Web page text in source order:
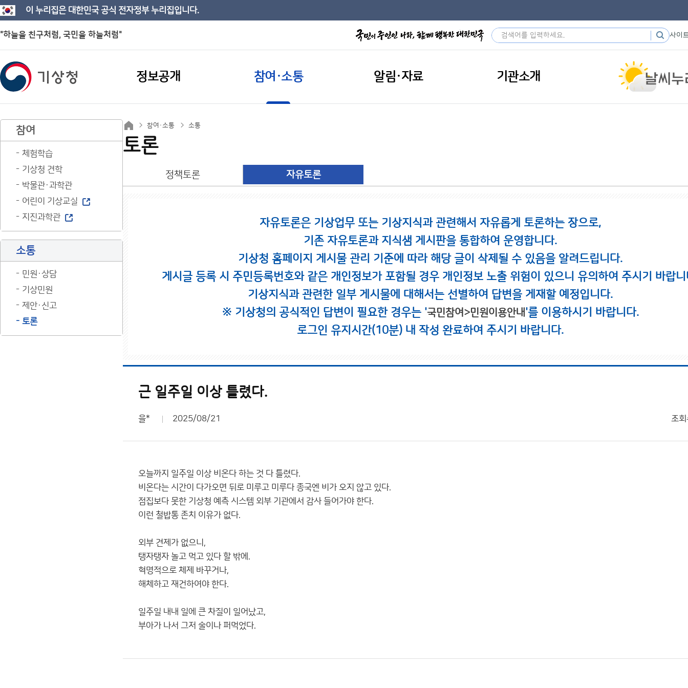
이 누리집은 대한민국 공식 전자정부 누리집입니다.
"하늘을 친구처럼, 국민을 하늘처럼" 사이
정보공개 참여·소통 알림·자료 기관소개
참여
체험학습
기상청 견학
박물관·과학관
어린이 기상교실
지진과학관
소통
민원·상담
기상민원
제안·신고
토론
참여·소통 소통
토론
정책토론 자유토론
자유토론은 기상업무 또는 기상지식과 관련해서 자유롭게 토론하는 장으로,
기존 자유토론과 지식샘 게시판을 통합하여 운영합니다.
기상청 홈페이지 게시물 관리 기준에 따라 해당 글이 삭제될 수 있음을 알려드립니다.
게시글 등록 시 주민등록번호와 같은 개인정보가 포함될 경우 개인정보 노출 위험이 있으니 유의하여 주시기 바랍니
기상지식과 관련한 일부 게시물에 대해서는 선별하여 답변을 게재할 예정입니다.
※ 기상청의 공식적인 답변이 필요한 경우는 '국민참여>민원이용안내'를 이용하시기 바랍니다.
로그인 유지시간(10분) 내 작성 완료하여 주시기 바랍니다.
근 일주일 이상 틀렸다.
을* 2025/08/21 조회
오늘까지 일주일 이상 비온다 하는 것 다 틀렸다.
비온다는 시간이 다가오면 뒤로 미루고 미루다 종국엔 비가 오지 않고 있다.
점집보다 못한 기상청 예측 시스템 외부 기관에서 감사 들어가야 한다.
이런 철밥통 존치 이유가 없다.
외부 견제가 없으니,
탱자탱자 놀고 먹고 있다 할 밖에.
혁명적으로 체제 바꾸거나,
해체하고 재건하여야 한다.
일주일 내내 일에 큰 차질이 일어났고,
부아가 나서 그저 술이나 퍼먹었다.